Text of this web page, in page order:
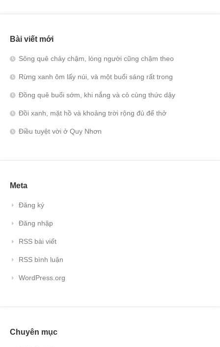
Bài viết mới
Sông quê chảy chậm, lòng người cũng chậm theo
Rừng xanh ôm lấy núi, và một buổi sáng rất trong
Đồng quê buổi sớm, khi nắng và cỏ cùng thức dậy
Đồi xanh, mặt hồ và khoảng trời rộng đủ để thở
Điều tuyệt vời ở Quy Nhơn
Meta
Đăng ký
Đăng nhập
RSS bài viết
RSS bình luận
WordPress.org
Chuyên mục